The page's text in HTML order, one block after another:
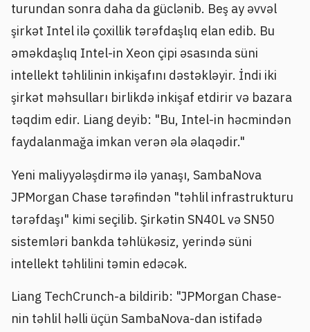
turundan sonra daha da güclənib. Beş ay əvvəl
şirkət Intel ilə çoxillik tərəfdaşlıq elan edib. Bu
əməkdaşlıq Intel-in Xeon çipi əsasında süni
intellekt təhlilinin inkişafını dəstəkləyir. İndi iki
şirkət məhsulları birlikdə inkişaf etdirir və bazara
təqdim edir. Liang deyib: "Bu, Intel-in həcmindən
faydalanmağa imkan verən əla əlaqədir."
Yeni maliyyələşdirmə ilə yanaşı, SambaNova
JPMorgan Chase tərəfindən "təhlil infrastrukturu
tərəfdaşı" kimi seçilib. Şirkətin SN40L və SN50
sistemləri bankda təhlükəsiz, yerində süni
intellekt təhlilini təmin edəcək.
Liang TechCrunch-a bildirib: "JPMorgan Chase-
nin təhlil həlli üçün SambaNova-dan istifadə